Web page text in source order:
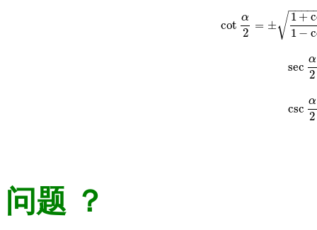
cot
α
2
= ±
1 +
1 −
−−−−
√
cot α2=±1 + cosα1
sec
α
2
sec
csc
α
2
csc
问题 ？